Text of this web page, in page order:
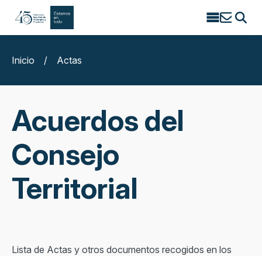
Search
Inicio
/ Actas
Acuerdos del
Consejo
Territorial
Lista de Actas y otros documentos recogidos en los